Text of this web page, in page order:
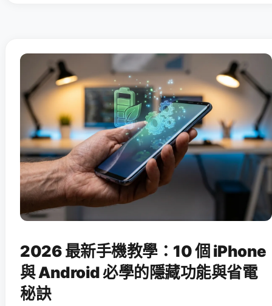
2026 最新手機教學：10 個 iPhone
與 Android 必學的隱藏功能與省電
秘訣